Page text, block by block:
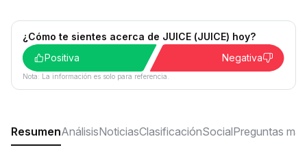
¿Cómo te sientes acerca de JUICE (JUICE) hoy?
Positiva
Negativa
Nota: La información es solo para referencia.
ResumenAnálisisNoticiasClasificaciónSocialPreguntas